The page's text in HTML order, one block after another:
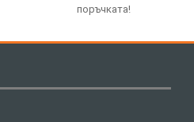
поръчката!